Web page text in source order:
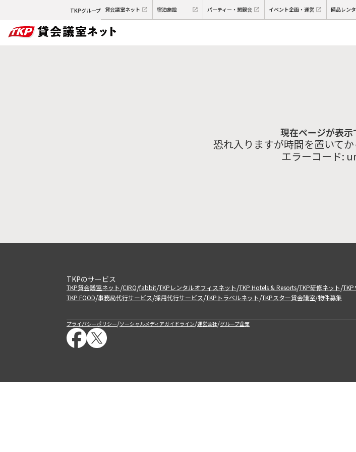
TKPグループ 貸会議室ネット 宿泊施設 パーティー・懇親会 イベント企画・運営 備品レン
現在ページが表示
恐れ入りますが時間を置いてか
エラーコード:
TKPのサービス
TKP貸会議室ネット/CIRQ/fabbit/TKPレンタルオフィスネット/TKP Hotels & Resorts/TKP研修ネット/TKP
TKP FOOD/事務局代行サービス/採用代行サービス/TKPトラベルネット/TKPスター貸会議室/物件募集
プライバシーポリシー/ソーシャルメディアガイドライン/運営会社/グループ企業